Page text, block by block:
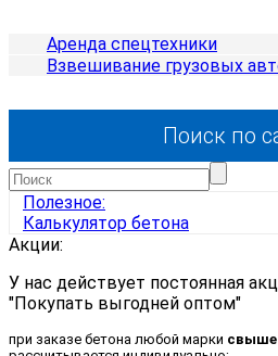
Аренда спецтехники
Взвешивание грузовых
Поиск по
Полезное:
Калькулятор бетона
Акции:
У нас действует постоянная
"Покупать выгодней оптом"
при заказе бетона любой марки свыше